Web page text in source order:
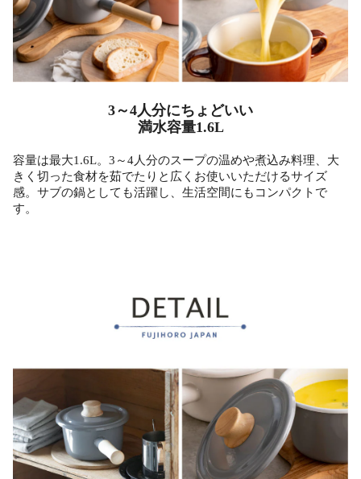
3～4人分にちょどいい
満水容量1.6L
容量は最大1.6L。3～4人分のスープの温めや煮込み料理、大
きく切った食材を茹でたりと広くお使いいただけるサイズ
感。サブの鍋としても活躍し、生活空間にもコンパクトで
す。